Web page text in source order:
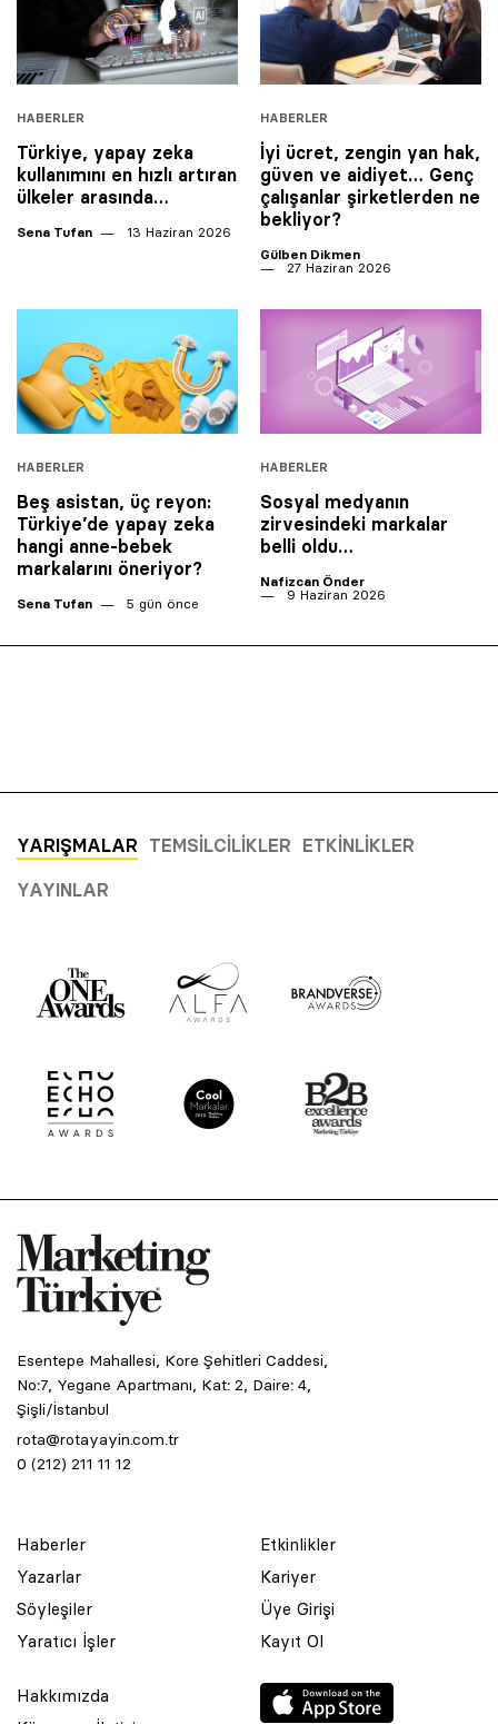
HABERLER
Türkiye, yapay zeka
kullanımını en hızlı artıran
ülkeler arasında…
Sena Tufan 13 Haziran 2026
HABERLER
İyi ücret, zengin yan hak,
güven ve aidiyet… Genç
çalışanlar şirketlerden ne
bekliyor?
Gülben Dikmen
27 Haziran 2026
HABERLER
Beş asistan, üç reyon:
Türkiye’de yapay zeka
hangi anne-bebek
markalarını öneriyor?
Sena Tufan 5 gün önce
HABERLER
Sosyal medyanın
zirvesindeki markalar
belli oldu…
Nafizcan Önder
9 Haziran 2026
YARIŞMALAR TEMSILCILIKLER ETKINLIKLER
YAYINLAR
Esentepe Mahallesi, Kore Şehitleri Caddesi,
No:7, Yegane Apartmanı, Kat: 2, Daire: 4,
Şişli/İstanbul
rota@rotayayin.com.tr
0 (212) 211 11 12
Haberler
Yazarlar
Söyleşiler
Yaratıcı İşler
Etkinlikler
Kariyer
Üye Girişi
Kayıt Ol
Hakkımızda